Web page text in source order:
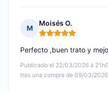
M
Moisés O.
Nota: 5 de 5
Publicado el 22/03/2026 à
tras una compra de 09/03/2026
Perfecto ,buen trato y